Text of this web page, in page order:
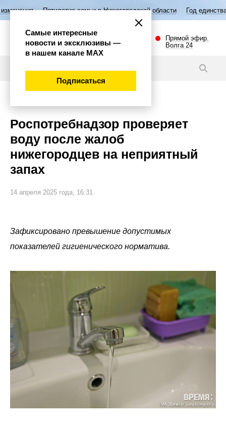
семьи в Нижегородской области Год единства народов
Прямой эфир.
Волга 24
Роспотребнадзор проверяет
воду после жалоб
нижегородцев на неприятный
запах
14 апреля 2025 года, 16:31
Зафиксировано превышение допустимых
показателей гигиенического норматива.
Самые интересные
новости и эксклюзивы —
в нашем канале МАХ
Подписаться